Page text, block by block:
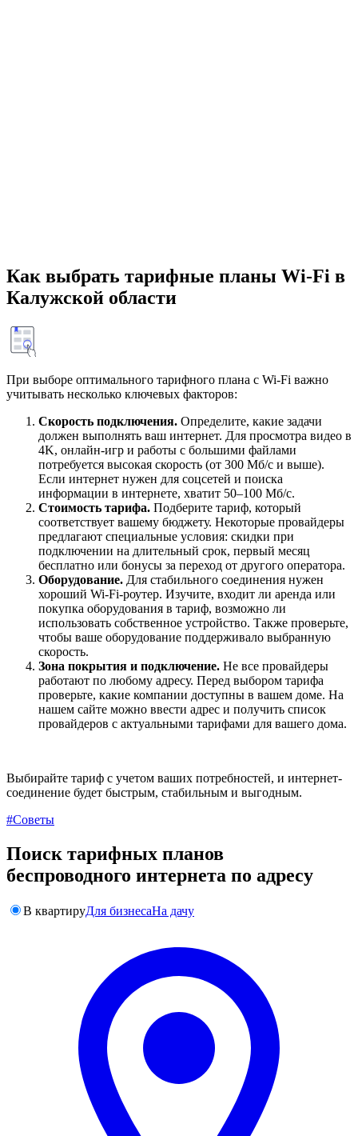
Как выбрать тарифные планы Wi-Fi в
Калужской области
При выборе оптимального тарифного плана с Wi-Fi важно
учитывать несколько ключевых факторов:
Скорость подключения. Определите, какие задачи
должен выполнять ваш интернет. Для просмотра видео в
4K, онлайн-игр и работы с большими файлами
потребуется высокая скорость (от 300 Мб/с и выше).
Если интернет нужен для соцсетей и поиска
информации в интернете, хватит 50–100 Мб/с.
Стоимость тарифа. Подберите тариф, который
соответствует вашему бюджету. Некоторые провайдеры
предлагают специальные условия: скидки при
подключении на длительный срок, первый месяц
бесплатно или бонусы за переход от другого оператора.
Оборудование. Для стабильного соединения нужен
хороший Wi-Fi-роутер. Изучите, входит ли аренда или
покупка оборудования в тариф, возможно ли
использовать собственное устройство. Также проверьте,
чтобы ваше оборудование поддерживало выбранную
скорость.
Зона покрытия и подключение. Не все провайдеры
работают по любому адресу. Перед выбором тарифа
проверьте, какие компании доступны в вашем доме. На
нашем сайте можно ввести адрес и получить список
провайдеров с актуальными тарифами для вашего дома.
Выбирайте тариф с учетом ваших потребностей, и интернет-
соединение будет быстрым, стабильным и выгодным.
#Советы
Поиск тарифных планов
беспроводного интернета по адресу
В квартируДля бизнесаНа дачу